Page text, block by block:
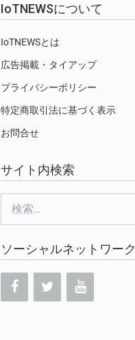
IoTNEWSについて
IoTNEWSとは
広告掲載・タイアップ
プライバシーポリシー
特定商取引法に基づく表示
お問合せ
サイト内検索
ソーシャルネットワーク